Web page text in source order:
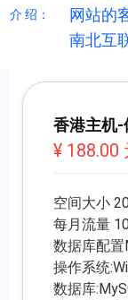
介 绍：
网站的
南北互
香港主机-
¥ 188.00
空间大小
每月流量
数据库配
操作系统
数据库